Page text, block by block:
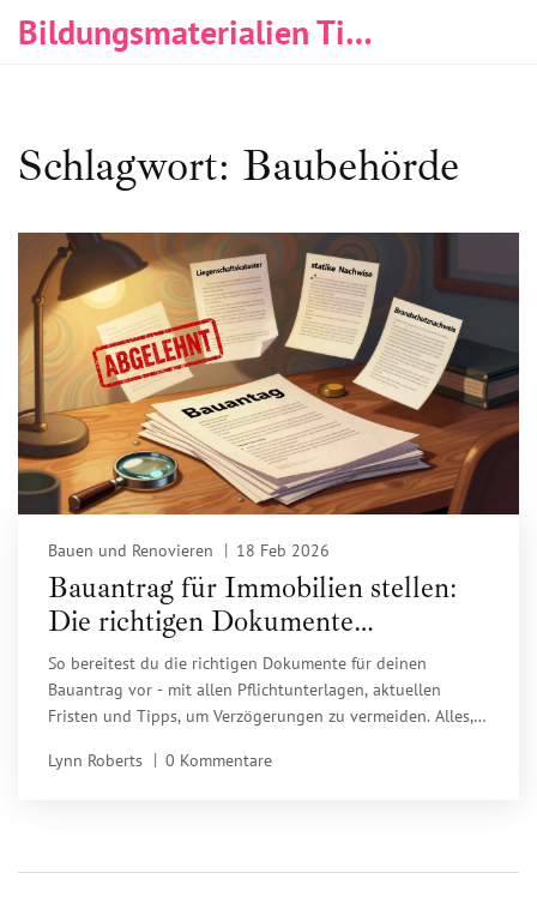
Bildungsmaterialien Tischlerei & Immobilien
Schlagwort: Baubehörde
Bauen und Renovieren 18 Feb 2026
Bauantrag für Immobilien stellen:
Die richtigen Dokumente
vorbereiten
So bereitest du die richtigen Dokumente für deinen
Bauantrag vor - mit allen Pflichtunterlagen, aktuellen
Fristen und Tipps, um Verzögerungen zu vermeiden. Alles,
Lynn Roberts
0 Kommentare